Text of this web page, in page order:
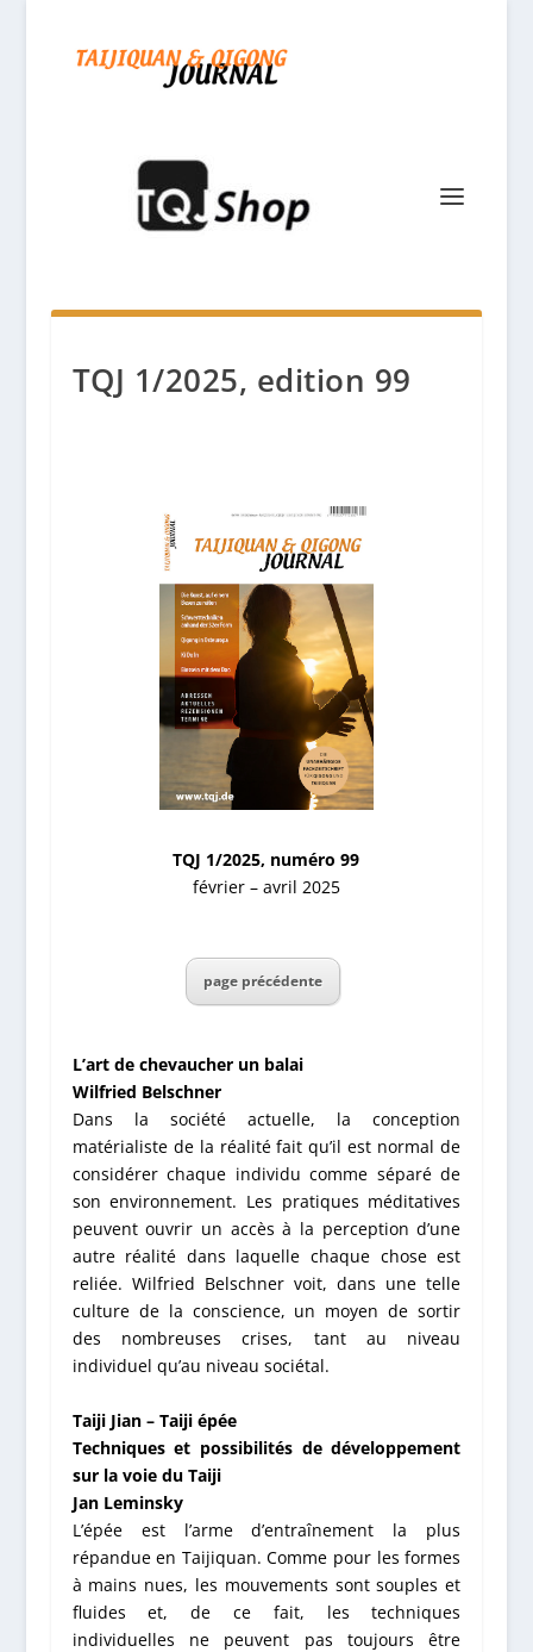
TQJ 1/2025, edition 99
TQJ 1/2025, numéro 99
février – avril 2025
page précédente
L’art de chevaucher un balai
Wilfried Belschner
Dans la société actuelle, la conception
matérialiste de la réalité fait qu’il est normal de
considérer chaque individu comme séparé de
son environnement. Les pratiques méditatives
peuvent ouvrir un accès à la perception d’une
autre réalité dans laquelle chaque chose est
reliée. Wilfried Belschner voit, dans une telle
culture de la conscience, un moyen de sortir
des nombreuses crises, tant au niveau
individuel qu’au niveau sociétal.
Taiji Jian – Taiji épée
Techniques et possibilités de développement
sur la voie du Taiji
Jan Leminsky
L’épée est l’arme d’entraînement la plus
répandue en Taijiquan. Comme pour les formes
à mains nues, les mouvements sont souples et
fluides et, de ce fait, les techniques
individuelles ne peuvent pas toujours être